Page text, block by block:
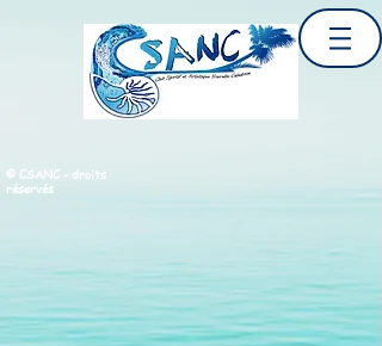
© CSANC - droits
réservés